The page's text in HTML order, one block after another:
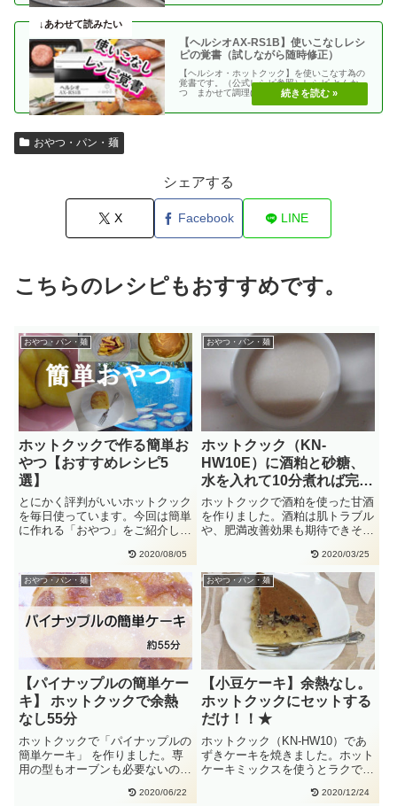
【ヘルシオAX-RS1B】使いこなしレシ
ピの覚書（試しながら随時修正）
【ヘルシオ・ホットクック】を使いこなす為の
覚書です。（公式レシピ参照）レシピ とんか
つ まかせて調理(網焼き・揚げる) エビフラ
おやつ・パン・麺
シェアする
X Facebook LINE
こちらのレシピもおすすめです。
おやつ・パン・麺
ホットクックで作る簡単お
やつ【おすすめレシピ5
選】
とにかく評判がいいホットクック
を毎日使っています。今回は簡単
に作れる「おやつ」をご紹介しま
2020/08/05
おやつ・パン・麺
ホットクック（KN-
HW10E）に酒粕と砂糖、
水を入れて10分煮れば完
成！
ホットクックで酒粕を使った甘酒
を作りました。酒粕は肌トラブル
や、肥満改善効果も期待できそう
2020/03/25
おやつ・パン・麺
【パイナップルの簡単ケー
キ】 ホットクックで余熱
なし55分
ホットクックで「パイナップルの
簡単ケーキ」 を作りました。専
用の型もオーブンも必要ないので
2020/06/22
おやつ・パン・麺
【小豆ケーキ】余熱なし。
ホットクックにセットする
だけ！！★
ホットクック（KN-HW10）であ
ずきケーキを焼きました。ホット
ケーキミックスを使うとラクで
2020/12/24